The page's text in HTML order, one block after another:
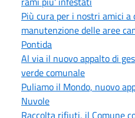
Più cura per i nostri amici
manutenzione delle aree
Pontida
Al via il nuovo appalto di
verde comunale
Puliamo il Mondo, nuovo
Nuvole
Raccolta rifiuti, il Comune